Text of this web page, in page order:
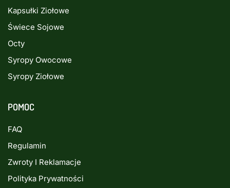
Kapsułki Ziołowe
Świece Sojowe
Octy
Syropy Owocowe
Syropy Ziołowe
POMOC
FAQ
Regulamin
Zwroty I Reklamacje
Polityka Prywatności